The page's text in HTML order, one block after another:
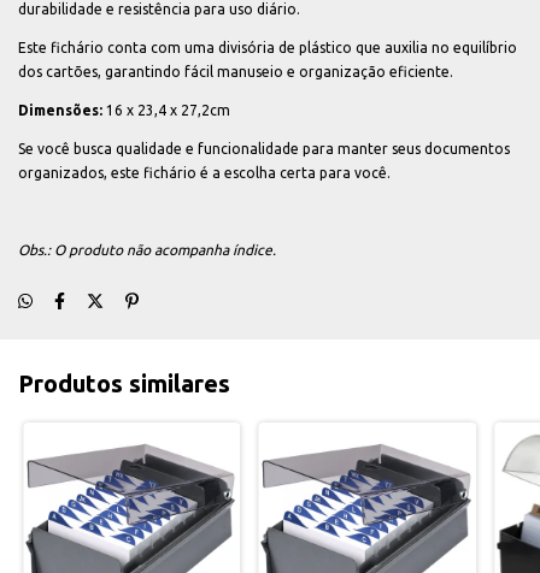
durabilidade e resistência para uso diário.
Este fichário conta com uma divisória de plástico que auxilia no equilíbrio
dos cartões, garantindo fácil manuseio e organização eficiente.
Dimensões: 16 x 23,4 x 27,2cm
Se você busca qualidade e funcionalidade para manter seus documentos
organizados, este fichário é a escolha certa para você.
Obs.: O produto não acompanha índice.
Produtos similares